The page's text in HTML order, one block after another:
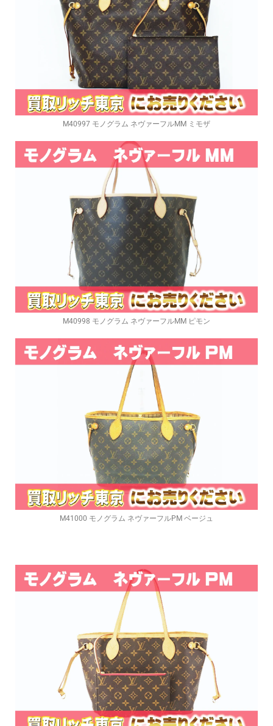
M40997 モノグラム ネヴァーフルMM ミモザ
M40998 モノグラム ネヴァーフルMM ピモン
M41000 モノグラム ネヴァーフルPM ベージュ